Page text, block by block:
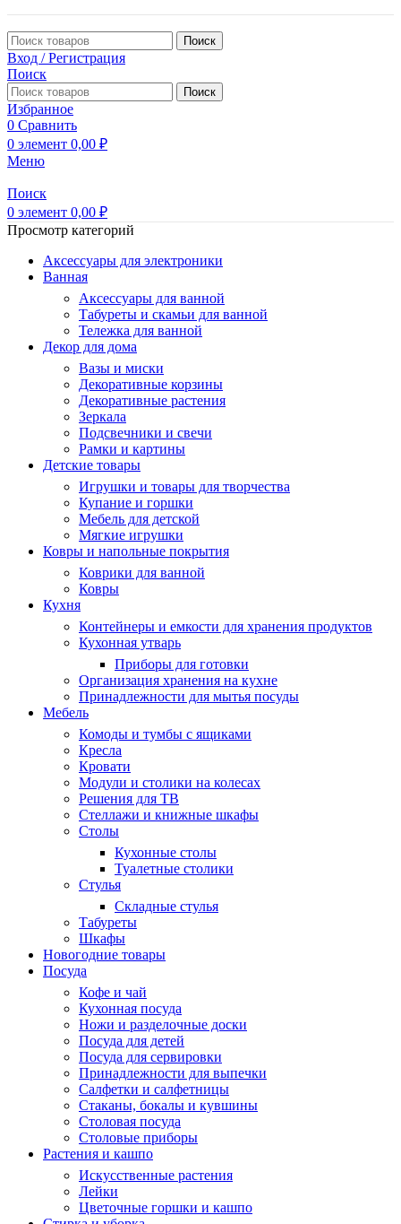
Поиск
Вход / Регистрация
Поиск
Поиск
Избранное
0 Сравнить
0 элемент 0,00 ₽
Меню
Поиск
0 элемент 0,00 ₽
Просмотр категорий
Аксессуары для электроники
Ванная
Аксессуары для ванной
Табуреты и скамьи для ванной
Тележка для ванной
Декор для дома
Вазы и миски
Декоративные корзины
Декоративные растения
Зеркала
Подсвечники и свечи
Рамки и картины
Детские товары
Игрушки и товары для творчества
Купание и горшки
Мебель для детской
Мягкие игрушки
Ковры и напольные покрытия
Коврики для ванной
Ковры
Кухня
Контейнеры и емкости для хранения продуктов
Кухонная утварь
Приборы для готовки
Организация хранения на кухне
Принадлежности для мытья посуды
Мебель
Комоды и тумбы с ящиками
Кресла
Кровати
Модули и столики на колесах
Решения для ТВ
Стеллажи и книжные шкафы
Столы
Кухонные столы
Туалетные столики
Стулья
Складные стулья
Табуреты
Шкафы
Новогодние товары
Посуда
Кофе и чай
Кухонная посуда
Ножи и разделочные доски
Посуда для детей
Посуда для сервировки
Принадлежности для выпечки
Салфетки и салфетницы
Стаканы, бокалы и кувшины
Столовая посуда
Столовые приборы
Растения и кашпо
Искусственные растения
Лейки
Цветочные горшки и кашпо